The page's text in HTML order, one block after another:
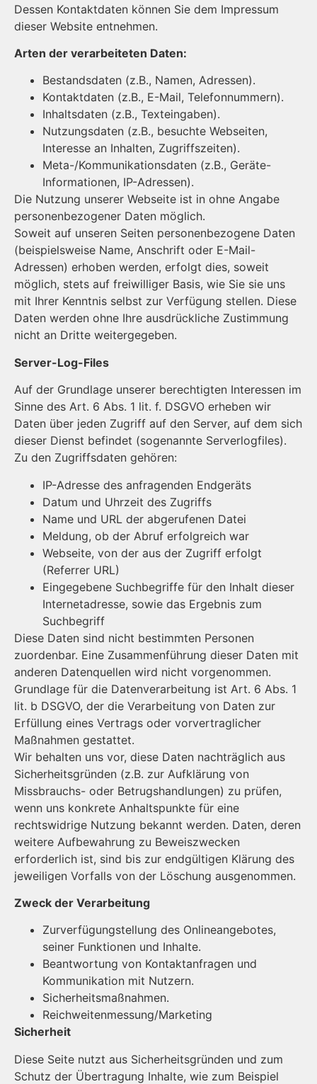
Dessen Kontaktdaten können Sie dem Impressum
dieser Website entnehmen.
Arten der verarbeiteten Daten:
Bestandsdaten (z.B., Namen, Adressen).
Kontaktdaten (z.B., E-Mail, Telefonnummern).
Inhaltsdaten (z.B., Texteingaben).
Nutzungsdaten (z.B., besuchte Webseiten,
Interesse an Inhalten, Zugriffszeiten).
Meta-/Kommunikationsdaten (z.B., Geräte-
Informationen, IP-Adressen).
Die Nutzung unserer Webseite ist in ohne Angabe
personenbezogener Daten möglich.
Soweit auf unseren Seiten personenbezogene Daten
(beispielsweise Name, Anschrift oder E-Mail-
Adressen) erhoben werden, erfolgt dies, soweit
möglich, stets auf freiwilliger Basis, wie Sie sie uns
mit Ihrer Kenntnis selbst zur Ver­fü­gung stellen. Diese
Daten werden ohne Ihre ausdrückliche Zustimmung
nicht an Dritte weitergegeben.
Server-Log-Files
Auf der Grundlage unserer berechtigten Interessen im
Sinne des Art. 6 Abs. 1 lit. f. DSGVO erheben wir
Daten über jeden Zugriff auf den Server, auf dem sich
dieser Dienst befindet (sogenannte Serverlogfiles).
Zu den Zugriffsdaten gehören:
IP-Adresse des anfragenden Endgeräts
Datum und Uhrzeit des Zugriffs
Name und URL der abgerufenen Datei
Meldung, ob der Abruf erfolgreich war
Webseite, von der aus der Zugriff erfolgt
(Referrer URL)
Eingegebene Suchbegriffe für den Inhalt dieser
Internetadresse, sowie das Ergebnis zum
Suchbegriff
Diese Daten sind nicht bestimmten Personen
zuordenbar. Eine Zusammenführung dieser Daten mit
anderen Datenquellen wird nicht vorgenommen.
Grundlage für die Datenverarbeitung ist Art. 6 Abs. 1
lit. b DSGVO, der die Verarbeitung von Daten zur
Erfüllung eines Vertrags oder vorvertraglicher
Maßnahmen gestattet.
Wir behalten uns vor, diese Daten nachträglich aus
Sicherheitsgründen (z.B. zur Aufklärung von
Missbrauchs- oder Betrugshandlungen) zu prüfen,
wenn uns konkrete Anhaltspunkte für eine
rechtswidrige Nutzung bekannt werden. Daten, deren
weitere Aufbewahrung zu Beweiszwecken
erforderlich ist, sind bis zur endgültigen Klärung des
jeweiligen Vorfalls von der Löschung ausgenommen.
Zweck der Verarbeitung
Zurverfügungstellung des Onlineangebotes,
seiner Funktionen und Inhalte.
Beantwortung von Kontaktanfragen und
Kommunikation mit Nutzern.
Sicherheitsmaßnahmen.
Reichweitenmessung/Marketing
Sicherheit
Diese Seite nutzt aus Sicherheitsgründen und zum
Schutz der Übertragung Inhalte, wie zum Beispiel